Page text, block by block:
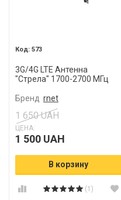
573
3G/4G LTE Антенна
"Стрела" 1700-2700 МГц
Киевстар
Бренд rnet
1 650 UAH
ЦЕНА:
1 500 UAH
В корзину
(1)